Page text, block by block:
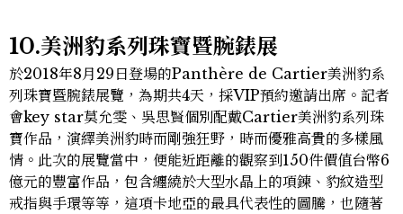
10.美洲豹系列珠寶暨腕錶展
於2018年8月29日登場的Panthère de Cartier美洲豹系
列珠寶暨腕錶展覽，為期共4天，採VIP預約邀請出席。記者
會key star莫允雯、吳思賢個別配戴Cartier美洲豹系列珠
寶作品，演繹美洲豹時而剛強狂野，時而優雅高貴的多樣風
情。此次的展覽當中，便能近距離的觀察到150件價值台幣6
億元的豐富作品，包含纏繞於大型水晶上的項鍊、豹紋造型
戒指與手環等等，這項卡地亞的最具代表性的圖騰，也隨著